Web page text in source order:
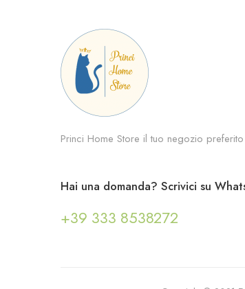
Princi Home Store il tuo negozio
Hai una domanda? Scrivici su
+39 333 8538272